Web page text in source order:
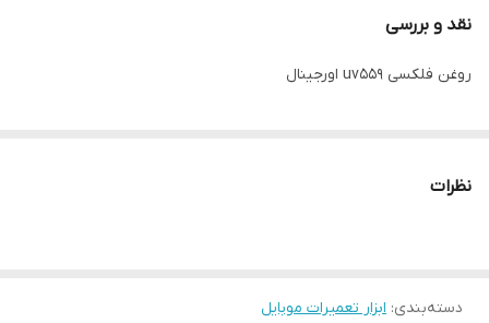
نقد و بررسی
روغن فلکسی uv559 اورجینال
نظرات
دسته‌بندی: ابزار تعمیرات موبایل